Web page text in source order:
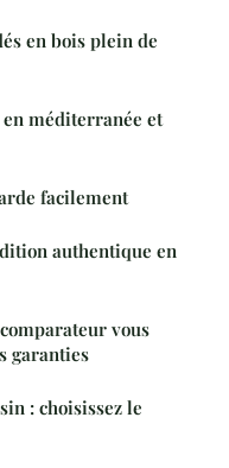
en bois plein de
méditerranée et
facilement
authentique en
vous
garanties
: choisissez le